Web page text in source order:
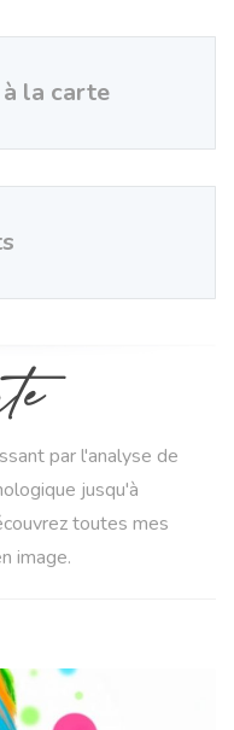
la carte
par l'analyse de
jusqu'à
toutes mes
image.